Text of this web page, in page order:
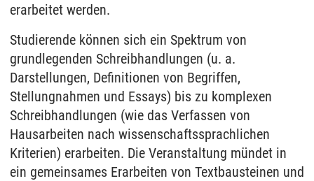
erarbeitet werden.
Studierende können sich ein Spektrum von
grundlegenden Schreibhandlungen (u. a.
Darstellungen, Definitionen von Begriffen,
Stellungnahmen und Essays) bis zu komplexen
Schreibhandlungen (wie das Verfassen von
Hausarbeiten nach wissenschaftssprachlichen
Kriterien) erarbeiten. Die Veranstaltung mündet in
ein gemeinsames Erarbeiten von Textbausteinen und